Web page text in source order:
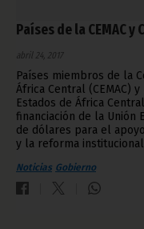
Países de la CEMAC y
abril 24, 2017
Países miembros de la
África Central (CEMAC)
Estados de África
financiación de la Unión
de dólares para el
y la reforma
Noticias Gobierno